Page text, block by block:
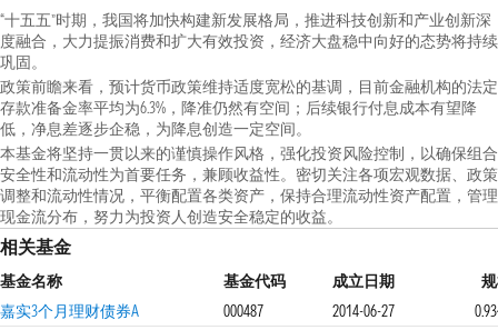
“十五五”时期，我国将加快构建新发展格局，推进科技创新和产业创新深
度融合，大力提振消费和扩大有效投资，经济大盘稳中向好的态势将持续
巩固。
政策前瞻来看，预计货币政策维持适度宽松的基调，目前金融机构的法定
存款准备金率平均为6.3%，降准仍然有空间；后续银行付息成本有望降
低，净息差逐步企稳，为降息创造一定空间。
本基金将坚持一贯以来的谨慎操作风格，强化投资风险控制，以确保组合
安全性和流动性为首要任务，兼顾收益性。密切关注各项宏观数据、政策
调整和流动性情况，平衡配置各类资产，保持合理流动性资产配置，管理
现金流分布，努力为投资人创造安全稳定的收益。
相关基金
基金名称 基金代码 成立日期
嘉实3个月理财债券A
000487 2014-06-27